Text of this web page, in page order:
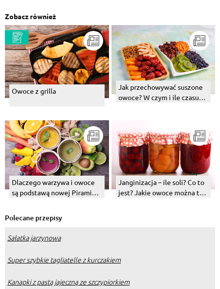
Zobacz również
Owoce z grilla
Jak przechowywać suszone
owoce? W czym i ile czasu
Dlaczego warzywa i owoce
są podstawą nowej Piramidy
Janginizacja – ile soli? Co to
jest? Jakie owoce można tak
Polecane przepisy
Sałatka jarzynowa
Super szybkie tagliatelle z kurczakiem
Kanapki z pastą jajeczną ze szczypiorkiem